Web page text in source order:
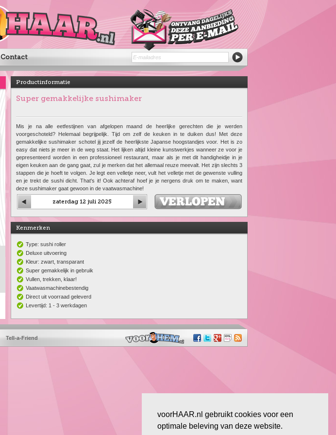
voorHAAR.nl gebruikt cookies voor een
optimale beleving van deze website.
Contact
Productinformatie
Super gemakkelijke sushimaker
Mis je na alle eetfestijnen van afgelopen maand de heerlijke gerechten die je werden
voorgeschoteld? Helemaal begrijpelijk. Tijd om zelf de keuken in te duiken dus! Met deze
gemakkelijke sushimaker schotel jij jezelf de heerlijkste Japanse hoogstandjes voor. Het is zo
easy dat niets je meer in de weg staat. Het lijken altijd kleine kunstwerkjes wanneer ze voor je
gepresenteerd worden in een professioneel restaurant, maar als je met dit handigheidje in je
eigen keuken aan de gang gaat, zul je merken dat het allemaal reuze meevalt. Het zijn slechts 3
stappen die je hoeft te volgen. Je legt een velletje neer, vult het velletje met de gewenste vulling
en je trekt de sushi dicht. That's it! Ook achteraf hoef je je nergens druk om te maken, want
deze sushimaker gaat gewoon in de vaatwasmachine!
zaterdag 12 juli 2025
Kenmerken
Type: sushi roller
Deluxe uitvoering
Kleur: zwart, transparant
Super gemakkelijk in gebruik
Vullen, trekken, klaar!
Vaatwasmachinebestendig
Direct uit voorraad geleverd
Levertijd: 1 - 3 werkdagen
Tell-a-Friend